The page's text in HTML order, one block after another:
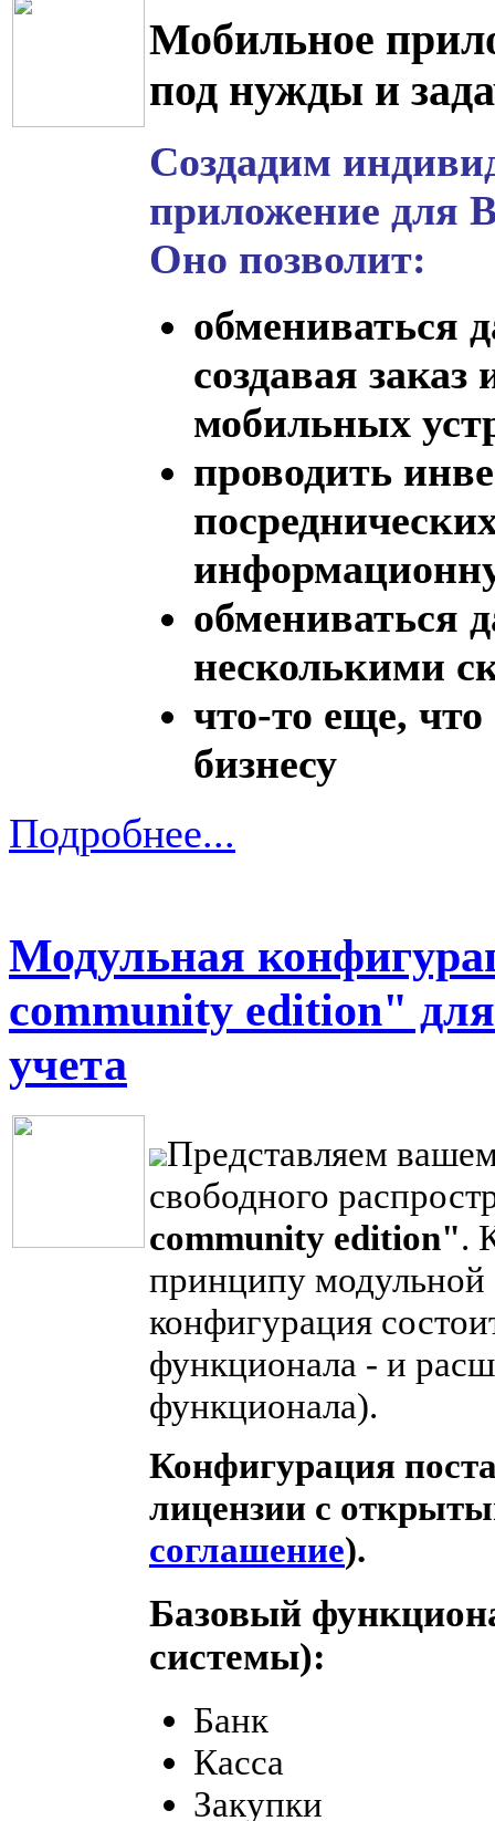
Мобильное
под нужды и
Создадим
приложение для
Оно позволит:
обмениваться
создавая
мобильных
проводить
обмениваться
несколькими
что-то еще,
бизнесу
Подробнее...
Модульная
community edition"
учета
Представляем
свободного
community edition".
принципу модульной
конфигурация
функционала - и
функционала).
Конфигурация
лицензии с
соглашение).
Базовый
системы):
Банк
Касса
Закупки